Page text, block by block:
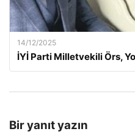
14/12/2025
İYİ Parti Milletvekili Örs,
Bir yanıt yazın